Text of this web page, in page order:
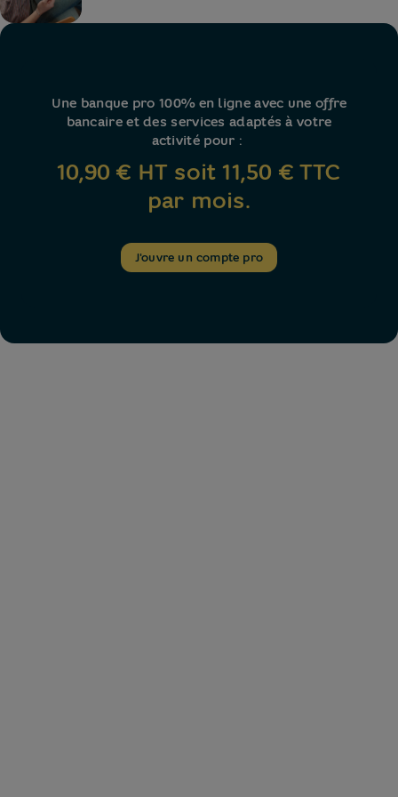
Une banque pro 100% en ligne avec une offre
bancaire et des services adaptés à votre
activité pour :
10,90 € HT soit 11,50 € TTC
par mois.
J'ouvre un compte pro